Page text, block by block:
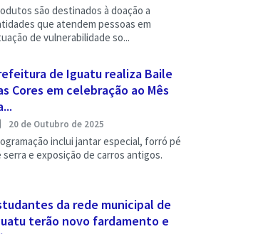
são destinados à doação a
que atendem pessoas em
de vulnerabilidade so...
de Iguatu realiza Baile
Cores em celebração ao Mês
20 de Outubro de 2025
inclui jantar especial, forró pé
serra e exposição de carros antigos.
da rede municipal de
terão novo fardamento e